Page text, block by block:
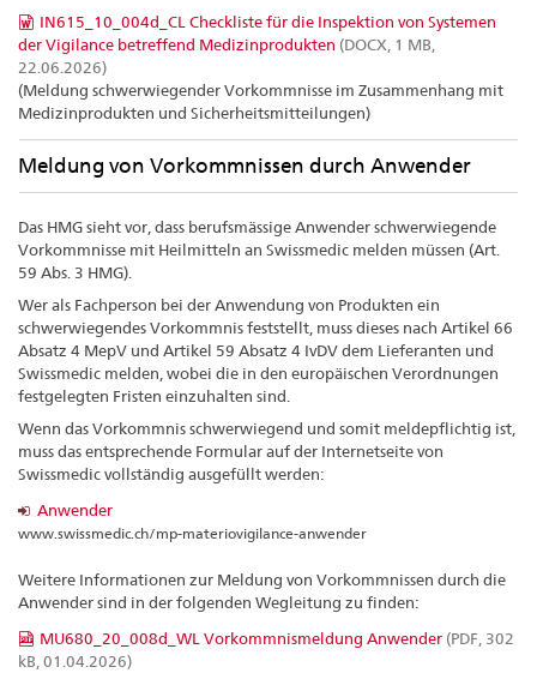
IN615_10_004d_CL Checkliste für die Inspektion von Systemen
der Vigilance betreffend Medizinprodukten (DOCX, 1 MB,
22.06.2026)
(Meldung schwerwiegender Vorkommnisse im Zusammenhang mit
Medizinprodukten und Sicherheitsmitteilungen)
Meldung von Vorkommnissen durch Anwender
Das HMG sieht vor, dass berufsmässige Anwender schwerwiegende
Vorkommnisse mit Heilmitteln an Swissmedic melden müssen (Art.
59 Abs. 3 HMG).
Wer als Fachperson bei der Anwendung von Produkten ein
schwerwiegendes Vorkommnis feststellt, muss dieses nach Artikel 66
Absatz 4 MepV und Artikel 59 Absatz 4 IvDV dem Lieferanten und
Swissmedic melden, wobei die in den europäischen Verordnungen
festgelegten Fristen einzuhalten sind.
Wenn das Vorkommnis schwerwiegend und somit meldepflichtig ist,
muss das entsprechende Formular auf der Internetseite von
Swissmedic vollständig ausgefüllt werden:
Anwender
www.swissmedic.ch/mp-materiovigilance-anwender
Weitere Informationen zur Meldung von Vorkommnissen durch die
Anwender sind in der folgenden Wegleitung zu finden:
MU680_20_008d_WL Vorkommnismeldung Anwender (PDF, 302
kB, 01.04.2026)